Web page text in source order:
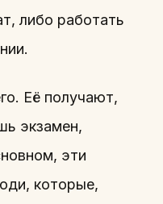
либо работать
Её получают,
экзамен,
эти
которые,